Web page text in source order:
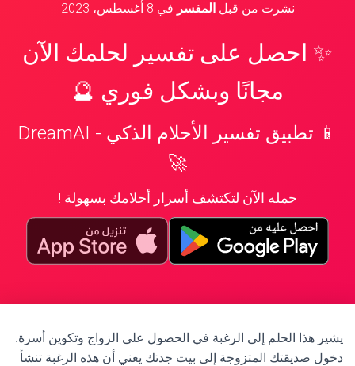
نشرت من قبلالمفسر في 8 أغسطس، 2023
✨ احصل على تفسير لحلمك الآن
مجانًا وبشكل فوري 🔮
📱 تطبيق تفسير الأحلام الذكي - DreamAI
🚀
حمله الآن لتكتشف أسرار أحلامك بسهولة !
يشير هذا الحلم إلى الرغبة في الحصول على الزواج وتكوين أسرة.
دخول صديقتك المتزوجة إلى بيت جدتك يعني أن هذه الرغبة تنشأ